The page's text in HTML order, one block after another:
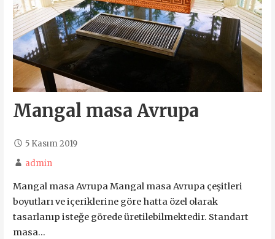
Mangal masa Avrupa
5 Kasım 2019
admin
Mangal masa Avrupa Mangal masa Avrupa çeşitleri
boyutları ve içeriklerine göre hatta özel olarak
tasarlanıp isteğe görede üretilebilmektedir. Standart
masa…